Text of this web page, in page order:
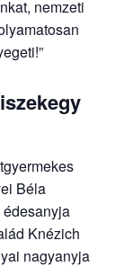
nemzeti
Béla
Knézich
nagyanyja